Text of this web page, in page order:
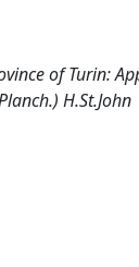
of Turin:
H.St.John